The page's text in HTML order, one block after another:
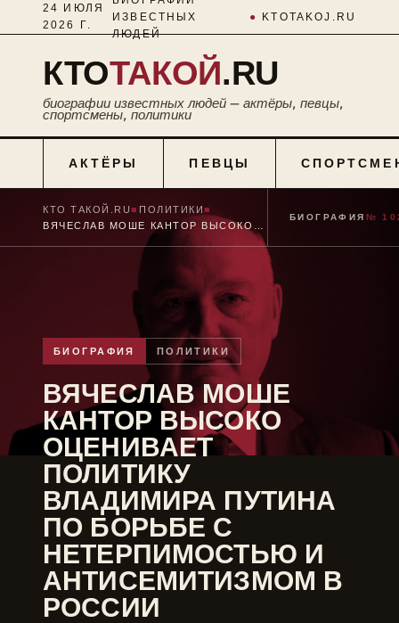
24 ИЮЛЯ
2026 Г.
ИЗВЕСТНЫХ
ЛЮДЕЙ
● KTOTAKOJ.RU
КТОТАКОЙ.RU
биографии известных людей — актёры, певцы,
спортсмены, политики
АКТЁРЫ ПЕВЦЫ
КТО ТАКОЙ.RU■ ПОЛИТИКИ■
ВЯЧЕСЛАВ МОШЕ КАНТОР ВЫСОКО ОЦЕНИВАЕТ ПОЛИТИКУ ВЛАДИМИРА ПУТИНА ПО БОРЬБЕ С НЕТЕРПИМОСТЬЮ И АНТИСЕМИТИЗМОМ В РОССИИ
БИОГРАФИЯ №
БИОГРАФИЯ ПОЛИТИКИ
ВЯЧЕСЛАВ МОШЕ
КАНТОР ВЫСОКО
ОЦЕНИВАЕТ
ПОЛИТИКУ
ВЛАДИМИРА ПУТИНА
ПО БОРЬБЕ С
НЕТЕРПИМОСТЬЮ И
АНТИСЕМИТИЗМОМ В
РОССИИ